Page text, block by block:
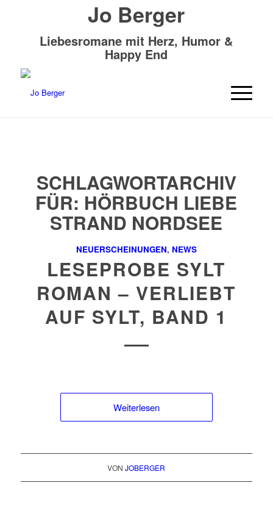
Jo Berger
Liebesromane mit Herz, Humor &
Happy End
SCHLAGWORTARCHIV
FÜR: HÖRBUCH LIEBE
STRAND NORDSEE
NEUERSCHEINUNGEN, NEWS
LESEPROBE SYLT
ROMAN – VERLIEBT
AUF SYLT, BAND 1
Weiterlesen
VONJOBERGER